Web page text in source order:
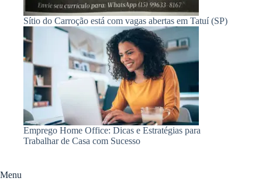
Sítio do Carroção está com vagas abertas em Tatuí (SP)
Emprego Home Office: Dicas e Estratégias para
Trabalhar de Casa com Sucesso
Menu